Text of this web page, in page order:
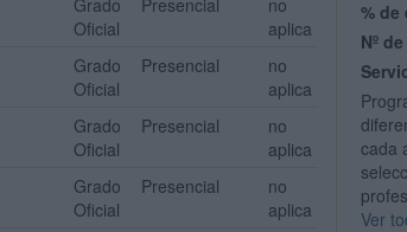
Grado
Oficial
Presencial
no
aplica
Grado
Oficial
Presencial
no
aplica
Grado
Oficial
Presencial
no
aplica
Grado
Oficial
Presencial
no
aplica
%
Nº
cada
Ver